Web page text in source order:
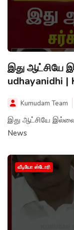
இது ஆட்சியே
udhayanidhi |
Kumudam Team
இது ஆட்சியே இல்லை சர்கஸ்
News
வீடியோ ஸ்டோரி